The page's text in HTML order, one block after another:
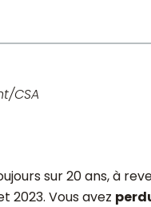
CSA
sur 20 ans, à
2023. Vous avez